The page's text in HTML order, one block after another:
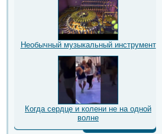
Необычный музыкальный инструмент
Когда сердце и колени не на одной
волне